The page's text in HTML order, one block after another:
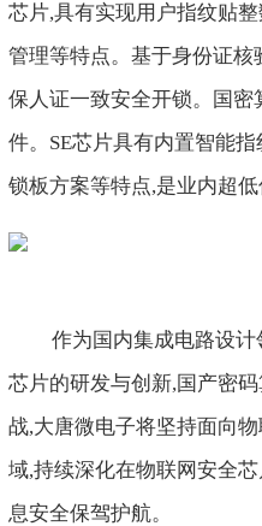
芯片,具有实现用户指纹贴
管理等特点。基于身份证
保人证一致安全开锁。国
件。SE芯片具有内置智能
锁板方案等特点,是业内超低
作为国内集成电路设
芯片的研发与创新,国产密
战,大唐微电子将坚持面向
域,持续深化在物联网安全
息安全保驾护航。